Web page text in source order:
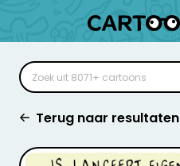
Terug naar resultaten